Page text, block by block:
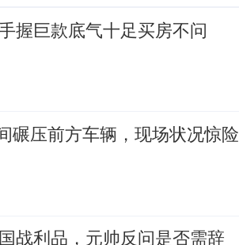
握巨款底气十足买房不问
碾压前方车辆，现场状况惊险
战利品，元帅反问是否需辞